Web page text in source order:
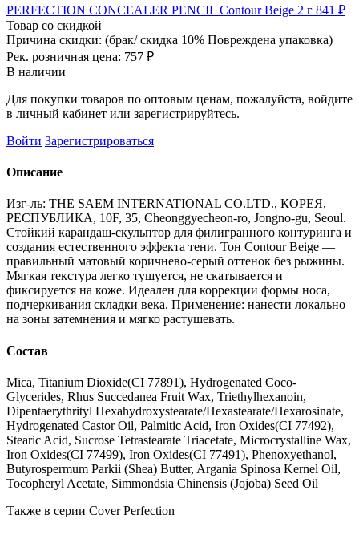
PERFECTION CONCEALER PENCIL Contour Beige 2 г 841 ₽
Товар со скидкой
Причина скидки: (брак/ скидка 10% Повреждена упаковка)
Рек. розничная цена: 757 ₽
В наличии
Для покупки товаров по оптовым ценам, пожалуйста, войдите
в личный кабинет или зарегистрируйтесь.
Войти Зарегистрироваться
Описание
Изг-ль: THE SAEM INTERNATIONAL CO.LTD., КОРЕЯ,
РЕСПУБЛИКА, 10F, 35, Cheonggyecheon-ro, Jongno-gu, Seoul.
Стойкий карандаш-скульптор для филигранного контуринга и
создания естественного эффекта тени. Тон Contour Beige —
правильный матовый коричнево-серый оттенок без рыжины.
Мягкая текстура легко тушуется, не скатывается и
фиксируется на коже. Идеален для коррекции формы носа,
подчеркивания складки века. Применение: нанести локально
на зоны затемнения и мягко растушевать.
Состав
Mica, Titanium Dioxide(CI 77891), Hydrogenated Coco-
Glycerides, Rhus Succedanea Fruit Wax, Triethylhexanoin,
Dipentaerythrityl Hexahydroxystearate/Hexastearate/Hexarosinate,
Hydrogenated Castor Oil, Palmitic Acid, Iron Oxides(CI 77492),
Stearic Acid, Sucrose Tetrastearate Triacetate, Microcrystalline Wax,
Iron Oxides(CI 77499), Iron Oxides(CI 77491), Phenoxyethanol,
Butyrospermum Parkii (Shea) Butter, Argania Spinosa Kernel Oil,
Tocopheryl Acetate, Simmondsia Chinensis (Jojoba) Seed Oil
Также в серии Cover Perfection